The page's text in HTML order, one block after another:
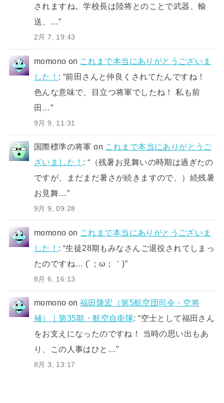
されますね。学校長は陸将とのことで武器、輸
送、…”
2月 7, 19:43
momono on これまで本当にありがとうございま
した！ : “前田さんと仲良くされてたんですね！
色んな意味で、目立つ将軍でしたね！ 私も前
田…”
9月 9, 11:31
国際標準の将軍 on これまで本当にありがとうご
ざいました！ : “ （残暑お見舞いの時期は過ぎたの
ですが、まだまだ暑さが続きますので、）続残暑
お見舞…”
9月 9, 09:28
momono on これまで本当にありがとうございま
した！ : “生徒28期もみなさんご退役されてしまっ
たのですね… (´；ω；｀)”
8月 6, 16:13
momono on福田隆宏（第5航空団司令・空将
補）｜第35期・航空自衛隊: “空士として福田さん
をお支えになったのですね！ 当時の思い出もあ
り、この人事はひと…”
8月 3, 13:17